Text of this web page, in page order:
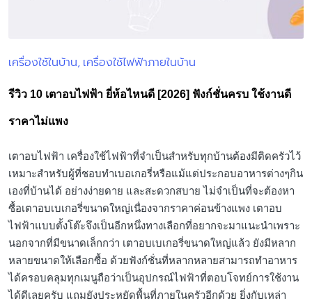
Posted
เครื่องใช้ในบ้าน เครื่องใช้ไฟฟ้าภายในบ้าน
รีวิว 10 เตาอบไฟฟ้า ยี่ห้อไหนดี [2026] ฟังก์ชั่นครบ ใช้งานดี
ราคาไม่แพง
เตาอบไฟฟ้า เครื่องใช้ไฟฟ้าที่จำเป็นสำหรับทุกบ้านต้องมีติดครัวไว้
เหมาะสำหรับผู้ที่ชอบทำเบอเกอรี่หรือแม้แต่ประกอบอาหารต่างๆกิน
เองที่บ้านได้ อย่างง่ายดาย และสะดวกสบาย ไม่จำเป็นที่จะต้องหา
ซื้อเตาอบเบเกอรี่ขนาดใหญ่เนื่องจากราคาค่อนข้างแพง เตาอบ
ไฟฟ้าแบบตั้งโต๊ะจึงเป็นอีกหนึ่งทางเลือกที่อยากจะมาแนะนำเพราะ
นอกจากที่มีขนาดเล็กกว่า เตาอบเบเกอรี่ขนาดใหญ่แล้ว ยังมีหลาก
หลายขนาดให้เลือกซื้อ ด้วยฟังก์ชั่นที่หลากหลายสามารถทำอาหาร
ได้ครอบคลุมทุกเมนูถือว่าเป็นอุปกรณ์ไฟฟ้าที่ตอบโจทย์การใช้งาน
ได้ดีเลยครับ แถมยังประหยัดพื้นที่ภายในครัวอีกด้วย ยิ่งกับเหล่า